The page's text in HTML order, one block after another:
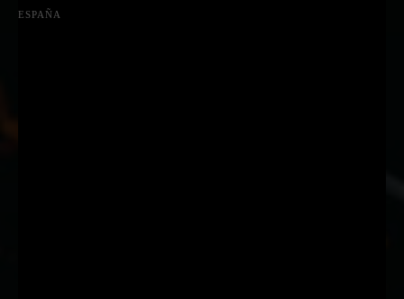
ESPAÑA